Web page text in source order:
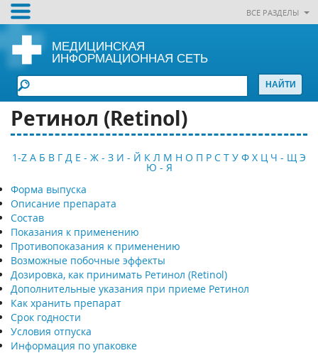
ВСЕ РАЗДЕЛЫ
МЕДИЦИНСКАЯ
ИНФОРМАЦИОННАЯ СЕТЬ
Ретинол (Retinol)
1-Z А Б В Г Д Е - Ж - З И - Й К Л М Н О П Р С Т У Ф Х Ц Ч - Щ Э
Ю - Я
Форма выпуска
Описание препарата
Состав
Показания к применению
Противопоказания к применению
Возможные побочные эффекты
Дозировка, как принимать Ретинол (Retinol)
Дополнительные указания при приеме Ретинол
Как хранить препарат
Срок годности
Условия отпуска
Информация по упаковке